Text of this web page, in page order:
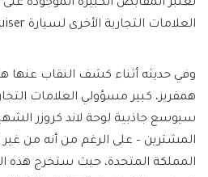
العلامات التجارية الأخرى لسيارة Land Cruiser.
وفي حديثه أثناء كشف النقاب عنها
سيوسع جاذبية لوحة لاند كروزر
المشترين – على الرغم من أنه من
المملكة المتحدة، حيث ستخرج هذه